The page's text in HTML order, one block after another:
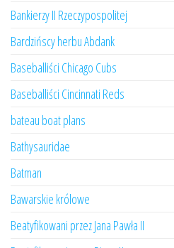
Bankierzy II Rzeczypospolitej
Bardzińscy herbu Abdank
Baseballiści Chicago Cubs
Baseballiści Cincinnati Reds
bateau boat plans
Bathysauridae
Batman
Bawarskie królowe
Beatyfikowani przez Jana Pawła II